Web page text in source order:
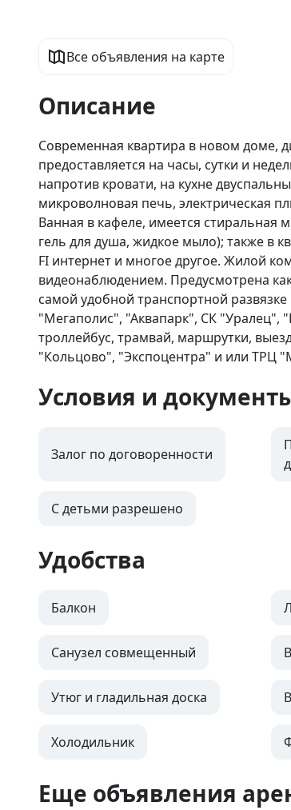
Все объявления на карте
Описание
Современная квартира в новом доме,
предоставляется на часы, сутки и
напротив кровати, на кухне
микроволновая печь, электрическая
Ванная в кафеле, имеется стиральная
гель для душа, жидкое мыло); также в
FI интернет и многое другое. Жилой
видеонаблюдением. Предусмотрена
самой удобной транспортной
"Мегаполис", "Аквапарк", СК "Уралец",
троллейбус, трамвай, маршрутки,
"Кольцово", "Экспоцентра" и или ТРЦ
Условия и
Залог по договоренности
С детьми разрешено
Удобства
Балкон
Санузел совмещенный
Утюг и гладильная доска
Холодильник
Еще объявления